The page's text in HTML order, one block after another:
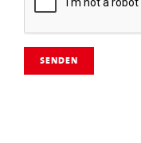
SENDEN